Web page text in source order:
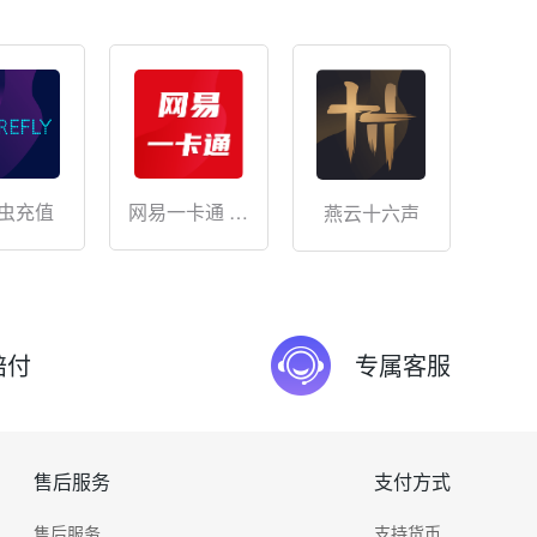
充值
网易一卡通 储
燕云十六声
付 专属客服
售后服务
售后服务
支付方式
支持货币